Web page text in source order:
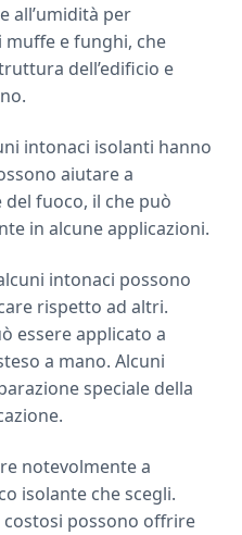
all’umidità per
e funghi, che
dell’edificio e
intonaci isolanti hanno
aiutare a
fuoco, il che può
in alcune applicazioni.
intonaci possono
rispetto ad altri.
essere applicato a
a mano. Alcuni
speciale della
notevolmente a
isolante che scegli.
possono offrire